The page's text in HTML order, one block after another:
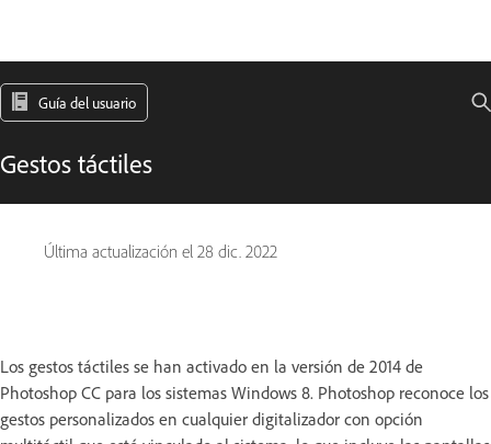
Guía del usuario
Gestos táctiles
Última actualización el 28 dic. 2022
Los gestos táctiles se han activado en la versión de 2014 de
Photoshop CC para los sistemas Windows 8. Photoshop reconoce los
gestos personalizados en cualquier digitalizador con opción